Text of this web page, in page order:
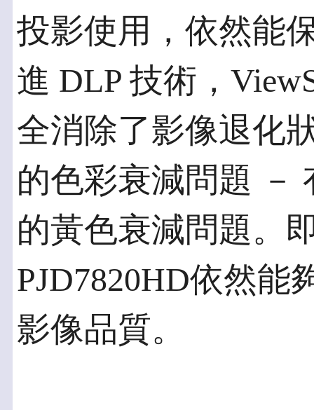
投影使用，依然能
進 DLP 技術，
全消除了影像退化
的色彩衰減問題 －
的黃色衰減問題。
PJD7820HD依然能
影像品質。